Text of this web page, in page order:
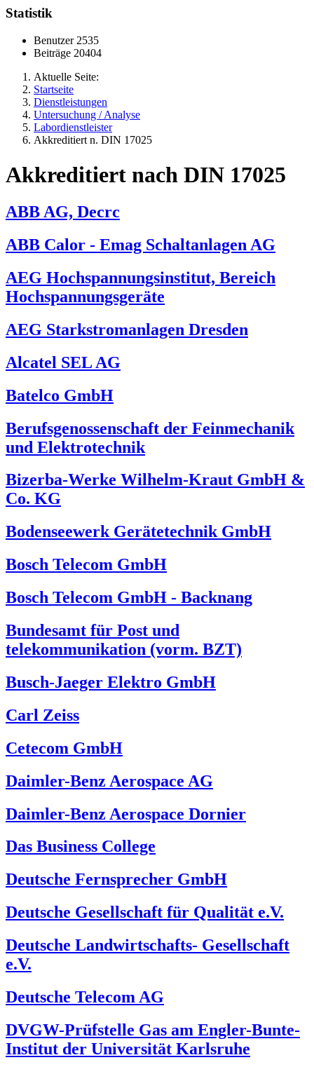
Statistik
Benutzer 2535
Beiträge 20404
Aktuelle Seite:
Startseite
Dienstleistungen
Untersuchung / Analyse
Labordienstleister
Akkreditiert n. DIN 17025
Akkreditiert nach DIN 17025
ABB AG, Decrc
ABB Calor - Emag Schaltanlagen AG
AEG Hochspannungsinstitut, Bereich
Hochspannungsgeräte
AEG Starkstromanlagen Dresden
Alcatel SEL AG
Batelco GmbH
Berufsgenossenschaft der Feinmechanik
und Elektrotechnik
Bizerba-Werke Wilhelm-Kraut GmbH &
Co. KG
Bodenseewerk Gerätetechnik GmbH
Bosch Telecom GmbH
Bosch Telecom GmbH - Backnang
Bundesamt für Post und
telekommunikation (vorm. BZT)
Busch-Jaeger Elektro GmbH
Carl Zeiss
Cetecom GmbH
Daimler-Benz Aerospace AG
Daimler-Benz Aerospace Dornier
Das Business College
Deutsche Fernsprecher GmbH
Deutsche Gesellschaft für Qualität e.V.
Deutsche Landwirtschafts- Gesellschaft
e.V.
Deutsche Telecom AG
DVGW-Prüfstelle Gas am Engler-Bunte-
Institut der Universität Karlsruhe